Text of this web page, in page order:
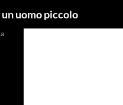
uomo piccolo